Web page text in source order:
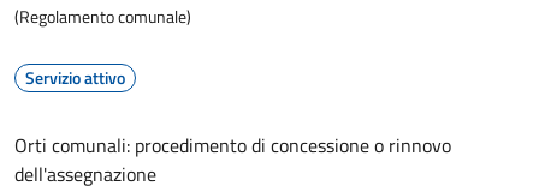
(Regolamento comunale)
Servizio attivo
Orti comunali: procedimento di concessione o rinnovo
dell'assegnazione